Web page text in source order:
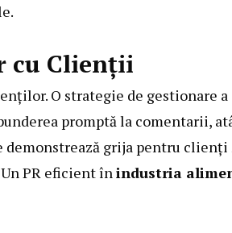
cu Clienții
O strategie de gestionare a
promptă la comentarii,
demonstrează grija pentru clienți
PR eficient înindustria